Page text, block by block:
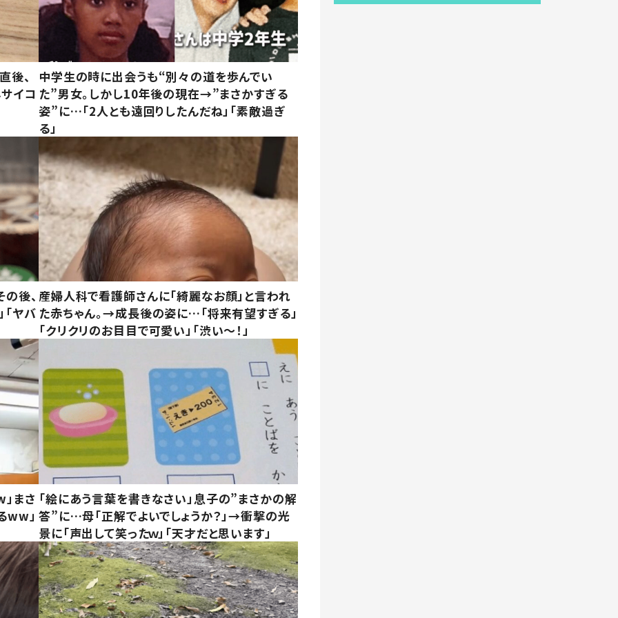
後、
イコ
中学生の時に出会うも“別々の道を歩んでい
た”男女。しかし10年後の現在→”まさかすぎる
姿”に…「2人とも遠回りしたんだね」「素敵過ぎ
る」
後、
ヤバ
産婦人科で看護師さんに「綺麗なお顔」と言われ
た赤ちゃん。→成長後の姿に…「将来有望すぎる」
「クリクリのお目目で可愛い」「渋い～！」
まさ
ww」
「絵にあう言葉を書きなさい」息子の”まさかの解
答”に…母「正解でよいでしょうか？」→衝撃の光
景に「声出して笑ったｗ」「天才だと思います」